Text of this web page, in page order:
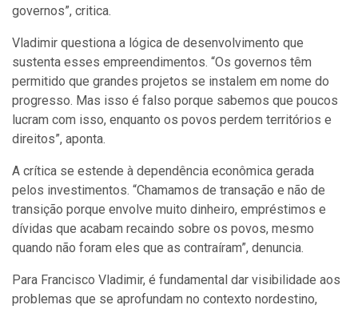
governos”, critica.
Vladimir questiona a lógica de desenvolvimento que
sustenta esses empreendimentos. “Os governos têm
permitido que grandes projetos se instalem em nome do
progresso. Mas isso é falso porque sabemos que poucos
lucram com isso, enquanto os povos perdem territórios e
direitos”, aponta.
A crítica se estende à dependência econômica gerada
pelos investimentos. “Chamamos de transação e não de
transição porque envolve muito dinheiro, empréstimos e
dívidas que acabam recaindo sobre os povos, mesmo
quando não foram eles que as contraíram”, denuncia.
Para Francisco Vladimir, é fundamental dar visibilidade aos
problemas que se aprofundam no contexto nordestino,